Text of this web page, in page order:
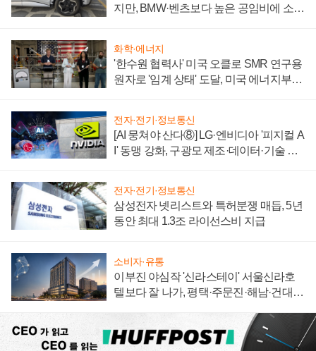
지만, BMW·벤츠보다 높은 공임비에 소비
화학·에너지
'한수원 협력사' 미국 오클로 SMR 연구용
원자로 '임계 상태' 도달, 미국 에너지부
전자·전기·정보통신
[AI 뭉쳐야 산다⑧] LG·엔비디아 '피지컬 A
I' 동맹 강화, 구광모 제조·데이터·기술 결
전자·전기·정보통신
삼성전자 넷리스트와 특허분쟁 매듭, 5년
동안 최대 1.3조 라이선스비 지급
소비자·유통
이부진 야심작 '신라스테이' 서울신라호
텔보다 잘 나가, 평택·주문진·해남·건대로